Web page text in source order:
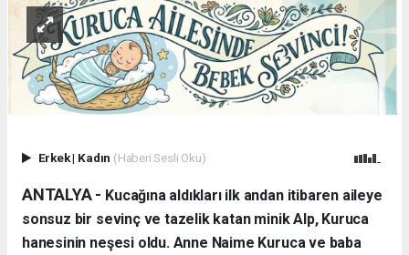
Erkek| Kadın (Haberi Sesli Oku)
ANTALYA - ​ Kucağına aldıkları ilk andan itibaren aileye
sonsuz bir sevinç ve tazelik katan minik Alp, Kuruca
hanesinin neşesi oldu. Anne Naime Kuruca ve baba